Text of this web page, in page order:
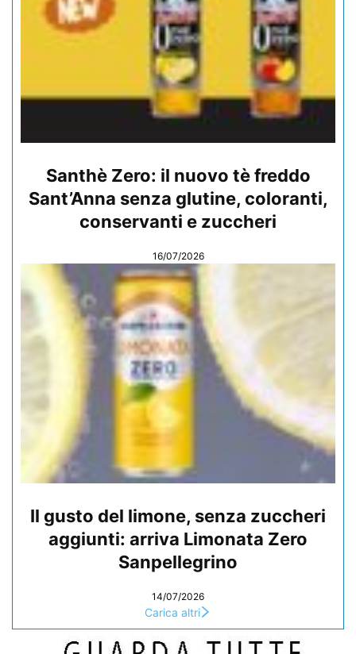
Santhè Zero: il nuovo tè freddo
Sant’Anna senza glutine, coloranti,
conservanti e zuccheri
16/07/2026
Il gusto del limone, senza zuccheri
aggiunti: arriva Limonata Zero
Sanpellegrino
14/07/2026
Carica altri